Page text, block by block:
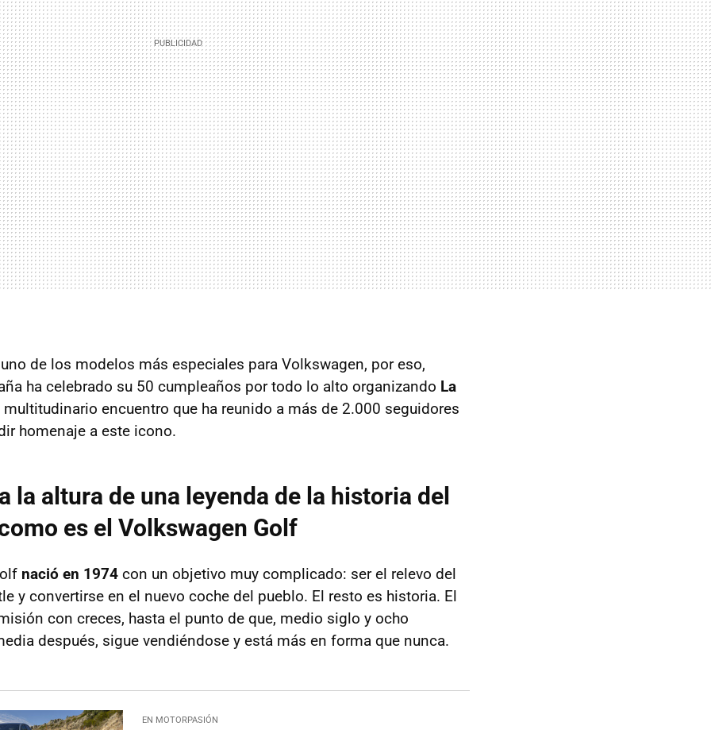
de los modelos más especiales para Volkswagen, por eso,
ha celebrado su 50 cumpleaños por todo lo alto organizando La
multitudinario encuentro que ha reunido a más de 2.000 seguidores
homenaje a este icono.
la altura de una leyenda de la historia del
es el Volkswagen Golf
nació en 1974 con un objetivo muy complicado: ser el relevo del
y convertirse en el nuevo coche del pueblo. El resto es historia. El
con creces, hasta el punto de que, medio siglo y ocho
después, sigue vendiéndose y está más en forma que nunca.
EN MOTORPASIÓN